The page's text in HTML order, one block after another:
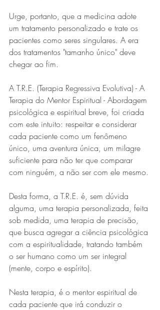
Urge, portanto, que a medicina adote
um tratamento personalizado e trate os
pacientes como seres singulares. A era
dos tratamentos "tamanho único" deve
chegar ao fim.
A T.R.E. (Terapia Regressiva Evolutiva) - A
Terapia do Mentor Espiritual - Abordagem
psicológica e espiritual breve, foi criada
com este intuito: respeitar e considerar
cada paciente como um fenômeno
único, uma aventura única, um milagre
suficiente para não ter que comparar
com ninguém, a não ser com ele mesmo.
Desta forma, a T.R.E. é, sem dúvida
alguma, uma terapia personalizada, feita
sob medida, uma terapia de precisão,
que busca agregar a ciência psicológica
com a espiritualidade, tratando também
o ser humano como um ser integral
(mente, corpo e espírito).
Nesta terapia, é o mentor espiritual de
cada paciente que irá conduzir o